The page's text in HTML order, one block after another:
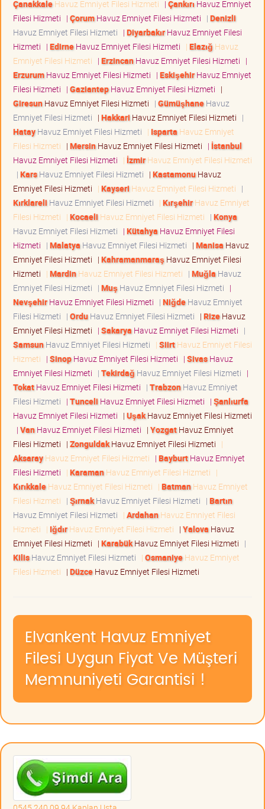
ÇanakkaleHavuz Emniyet Filesi Hizmeti | Çankırı Havuz Emniyet
Filesi Hizmeti | ÇorumHavuz Emniyet Filesi Hizmeti | Denizli
Havuz Emniyet Filesi Hizmeti | DiyarbakırHavuz Emniyet Filesi
Hizmeti | EdirneHavuz Emniyet Filesi Hizmeti | Elazığ Havuz
Emniyet Filesi Hizmeti | ErzincanHavuz Emniyet Filesi Hizmeti |
ErzurumHavuz Emniyet Filesi Hizmeti | EskişehirHavuz Emniyet
Filesi Hizmeti | GaziantepHavuz Emniyet Filesi Hizmeti |
GiresunHavuz Emniyet Filesi Hizmeti | GümüşhaneHavuz
Emniyet Filesi Hizmeti | Hakkari Havuz Emniyet Filesi Hizmeti |
HatayHavuz Emniyet Filesi Hizmeti | Isparta Havuz Emniyet
Filesi Hizmeti | MersinHavuz Emniyet Filesi Hizmeti | İstanbul
Havuz Emniyet Filesi Hizmeti | İzmirHavuz Emniyet Filesi Hizmeti
| KarsHavuz Emniyet Filesi Hizmeti | KastamonuHavuz
Emniyet Filesi Hizmeti | Kayseri Havuz Emniyet Filesi Hizmeti |
Kırklareli Havuz Emniyet Filesi Hizmeti | KırşehirHavuz Emniyet
Filesi Hizmeti | Kocaeli Havuz Emniyet Filesi Hizmeti | Konya
Havuz Emniyet Filesi Hizmeti | Kütahya Havuz Emniyet Filesi
Hizmeti | Malatya Havuz Emniyet Filesi Hizmeti | Manisa Havuz
Emniyet Filesi Hizmeti | Kahramanmaraş Havuz Emniyet Filesi
Hizmeti | MardinHavuz Emniyet Filesi Hizmeti | Muğla Havuz
Emniyet Filesi Hizmeti | Muş Havuz Emniyet Filesi Hizmeti |
NevşehirHavuz Emniyet Filesi Hizmeti | NiğdeHavuz Emniyet
Filesi Hizmeti | OrduHavuz Emniyet Filesi Hizmeti | RizeHavuz
Emniyet Filesi Hizmeti | Sakarya Havuz Emniyet Filesi Hizmeti |
SamsunHavuz Emniyet Filesi Hizmeti | SiirtHavuz Emniyet Filesi
Hizmeti | SinopHavuz Emniyet Filesi Hizmeti | SivasHavuz
Emniyet Filesi Hizmeti | Tekirdağ Havuz Emniyet Filesi Hizmeti |
TokatHavuz Emniyet Filesi Hizmeti | TrabzonHavuz Emniyet
Filesi Hizmeti | Tunceli Havuz Emniyet Filesi Hizmeti | Şanlıurfa
Havuz Emniyet Filesi Hizmeti | UşakHavuz Emniyet Filesi Hizmeti
| VanHavuz Emniyet Filesi Hizmeti | YozgatHavuz Emniyet
Filesi Hizmeti | ZonguldakHavuz Emniyet Filesi Hizmeti |
AksarayHavuz Emniyet Filesi Hizmeti | BayburtHavuz Emniyet
Filesi Hizmeti | KaramanHavuz Emniyet Filesi Hizmeti |
KırıkkaleHavuz Emniyet Filesi Hizmeti | BatmanHavuz Emniyet
Filesi Hizmeti | ŞırnakHavuz Emniyet Filesi Hizmeti | Bartın
Havuz Emniyet Filesi Hizmeti | ArdahanHavuz Emniyet Filesi
Hizmeti | IğdırHavuz Emniyet Filesi Hizmeti | Yalova Havuz
Emniyet Filesi Hizmeti | KarabükHavuz Emniyet Filesi Hizmeti |
KilisHavuz Emniyet Filesi Hizmeti | OsmaniyeHavuz Emniyet
Filesi Hizmeti | DüzceHavuz Emniyet Filesi Hizmeti
Elvankent Havuz Emniyet
Filesi Uygun Fiyat Ve Müşteri
Memnuniyeti Garantisi !